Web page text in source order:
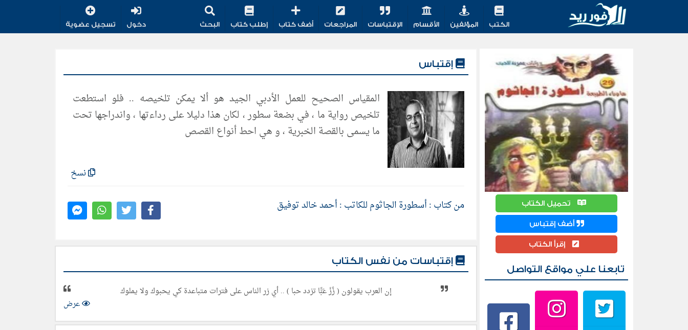
الكتب المؤلفين الأقسام الإقتباسات المراجعات أضف كتاب إطلب كتاب البحث دخول تسجيل عضوية
إقتباس
المقياس الصحيح للعمل الأدبي الجيد هو ألا يمكن تلخيصه .. فلو استطعت
تلخيص رواية ما ، في بضعة سطور ، لكان هذا دليلا على رداءتها ، واندراجها تحت
ما يسمى بالقصة الخبرية ، و هي احط أنواع القصص
نسخ
من كتاب : أسطورة الجاثوم للكاتب : أحمد خالد توفيق
إقتباسات من نفس الكتاب
إن العرب يقولون ( زًزْ غبًّا تزدد حبا ) .. أي زر الناس على فترات متباعدة كي يحبوك ولا يملوك
عرض
تحميل الكتاب
أضف إقتباس
إقرأ الكتاب
تابعنا علي مواقع التواصل